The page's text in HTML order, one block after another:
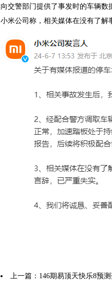
向交警部门提供了事发时的车辆
小米公司称，相关媒体在没有了解
上一篇： 146期易顶天快乐8预